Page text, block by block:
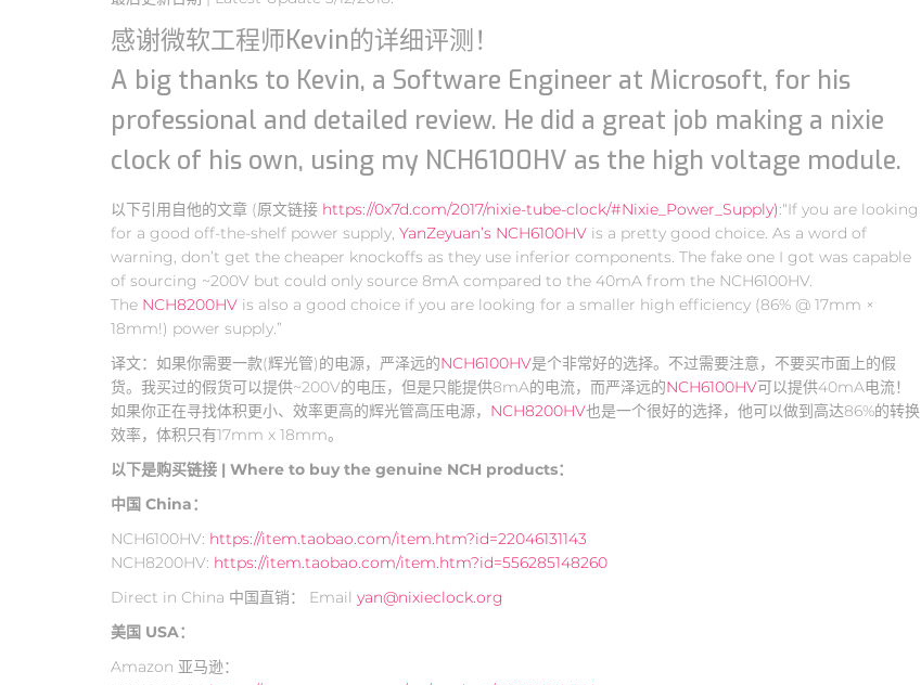
感谢微软工程师Kevin的详细评测！
A big thanks to Kevin, a Software Engineer at Microsoft, for his
professional and detailed review. He did a great job making a nixie
clock of his own, using my NCH6100HV as the high voltage module.
以下引用自他的文章 (原文链接 https://0x7d.com/2017/nixie-tube-clock/#Nixie_Power_Supply):“If you are looking
for a good off-the-shelf power supply, YanZeyuan’s NCH6100HV is a pretty good choice. As a word of
warning, don’t get the cheaper knockoffs as they use inferior components. The fake one I got was capable
of sourcing ~200V but could only source 8mA compared to the 40mA from the NCH6100HV.
The NCH8200HV is also a good choice if you are looking for a smaller high efficiency (86% @ 17mm ×
18mm!) power supply.”
译文：如果你需要一款(辉光管)的电源，严泽远的NCH6100HV是个非常好的选择。不过需要注意，不要买市面上的假
货。我买过的假货可以提供~200V的电压，但是只能提供8mA的电流，而严泽远的NCH6100HV可以提供40mA电流！
如果你正在寻找体积更小、效率更高的辉光管高压电源， NCH8200HV也是一个很好的选择，他可以做到高达86%的转换
效率，体积只有17mm x 18mm。
以下是购买链接 | Where to buy the genuine NCH products：
中国 China：
NCH6100HV: https://item.taobao.com/item.htm?id=22046131143
NCH8200HV: https://item.taobao.com/item.htm?id=556285148260
Direct in China 中国直销： Email yan@nixieclock.org
美国 USA：
Amazon 亚马逊：